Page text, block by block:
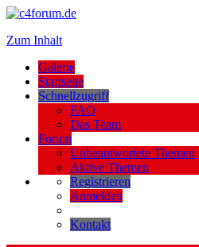
Zum Inhalt
Galerie
Startseite
Schnellzugriff
FAQ
Das Team
Forum
Unbeantwortete Themen
Aktive Themen
Registrieren
Anmelden
Kontakt